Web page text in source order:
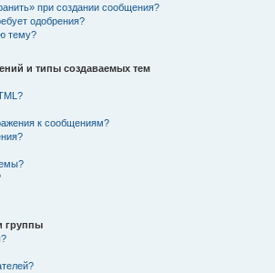
при создании сообщения?
одобрения?
тему?
и типы создаваемых тем
к сообщениям?
группы